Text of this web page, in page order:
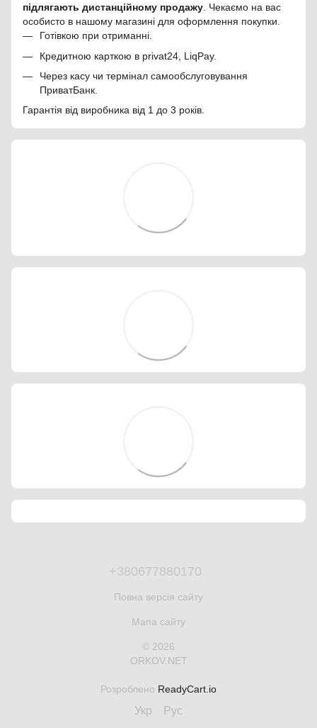
підлягають дистанційному продажу . Чекаємо на вас
особисто в нашому магазині для оформлення покупки.
Готівкою при отриманні.
Кредитною карткою в privat24, LiqPay.
Через касу чи термінал самообслуговування
ПриватБанк.
Гарантія від виробника від 1 до 3 років.
+380677880170
Повна версія сайту
Мапа сайту
© 2026
ORKOV.NET
Розроблено ReadyCart.io
Укр Рус